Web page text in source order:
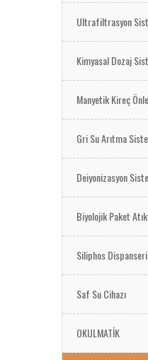
Ultrafiltrasyon
Kimyasal Dozaj
Manyetik Kireç
Gri Su Arıtma
Deiyonizasyon
Biyolojik Paket
Siliphos Dispanseri
Saf Su Cihazı
OKULMATİK